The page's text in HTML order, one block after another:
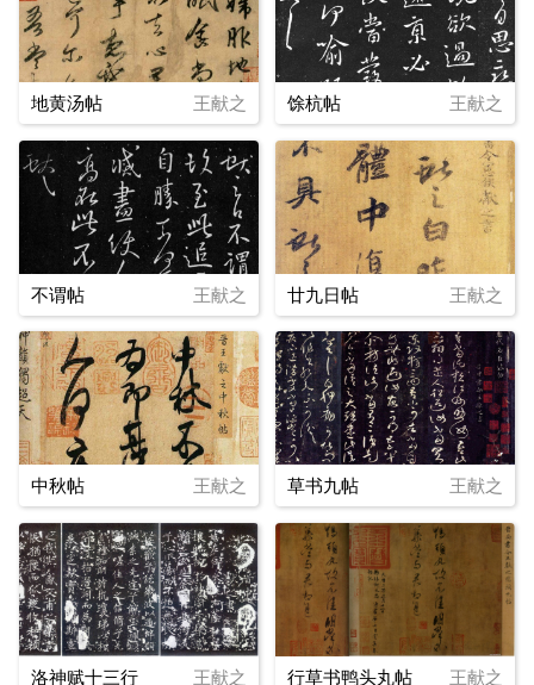
地黄汤帖 王献之 馀杭帖 王献之
不谓帖 王献之 廿九日帖 王献之
中秋帖 王献之 草书九帖 王献之
洛神赋十三行 王献之 行草书鸭头丸帖 王献之